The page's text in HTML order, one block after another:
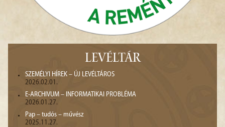
LEVÉLTÁR
SZEMÉLYI HÍREK – ÚJ LEVÉLTÁROS
2026.02.01.
E-ARCHIVUM – INFORMATIKAI PROBLÉMA
2026.01.27.
Pap – tudós – művész
2025.11.27.